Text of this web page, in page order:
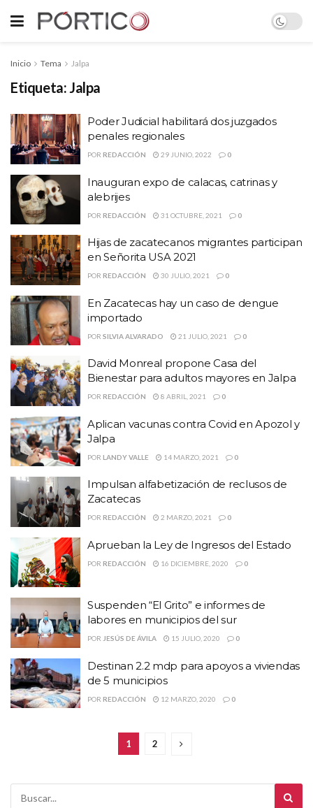
Inicio Tema Jalpa
Etiqueta: Jalpa
Poder Judicial habilitará dos juzgados
penales regionales
POR REDACCIÓN 29 JUNIO, 2022 0
Inauguran expo de calacas, catrinas y
alebrijes
POR REDACCIÓN 31 OCTUBRE, 2021 0
Hijas de zacatecanos migrantes participan
en Señorita USA 2021
POR REDACCIÓN 30 JULIO, 2021 0
En Zacatecas hay un caso de dengue
importado
POR SILVIA ALVARADO 21 JULIO, 2021 0
David Monreal propone Casa del
Bienestar para adultos mayores en Jalpa
POR REDACCIÓN 8 ABRIL, 2021 0
Aplican vacunas contra Covid en Apozol y
Jalpa
POR LANDY VALLE 14 MARZO, 2021 0
Impulsan alfabetización de reclusos de
Zacatecas
POR REDACCIÓN 2 MARZO, 2021 0
Aprueban la Ley de Ingresos del Estado
POR REDACCIÓN 16 DICIEMBRE, 2020 0
Suspenden “El Grito” e informes de
labores en municipios del sur
POR JESÚS DE ÁVILA 15 JULIO, 2020 0
Destinan 2.2 mdp para apoyos a viviendas
de 5 municipios
POR REDACCIÓN 12 MARZO, 2020 0
1 2